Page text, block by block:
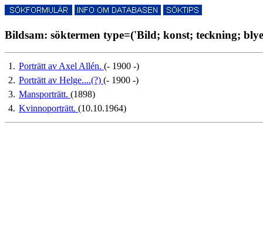
Bildsam: söktermen type=('Bild; konst; teckning;
1. Porträtt av Axel Allén. (- 1900 -)
2. Porträtt av Helge....(?) (- 1900 -)
3. Mansporträtt. (1898)
4. Kvinnoporträtt. (10.10.1964)